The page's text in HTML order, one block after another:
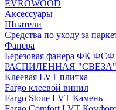
EVROWOOD
Аксессуары
Шпатели
Средства по уходу за
Фанера
Березовая фанера ФК
РАСПИЛЕННАЯ "СВЕЗА"
Клеевая LVT плитка
Fargo клеевой винил
Fargo Stone LVT Камень